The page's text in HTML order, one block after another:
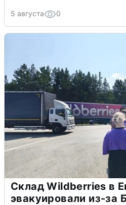
5 августа 0
Склад Wildberries в
эвакуировали из-за